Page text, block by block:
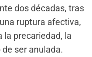
dos décadas, tras
ruptura afectiva,
la precariedad, la
ser anulada.